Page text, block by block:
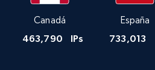
Canadá
463,790 IPs
España
733,013